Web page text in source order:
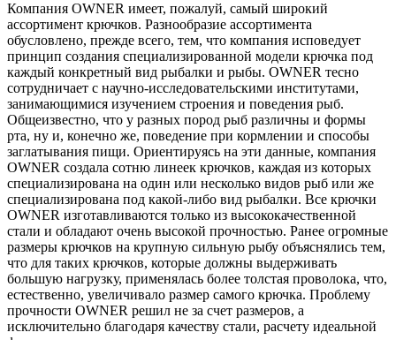
Компания OWNER имеет, пожалуй, самый широкий
ассортимент крючков. Разнообразие ассортимента
обусловлено, прежде всего, тем, что компания исповедует
принцип создания специализированной модели крючка под
каждый конкретный вид рыбалки и рыбы. OWNER тесно
сотрудничает с научно-исследовательскими институтами,
занимающимися изучением строения и поведения рыб.
Общеизвестно, что у разных пород рыб различны и формы
рта, ну и, конечно же, поведение при кормлении и способы
заглатывания пищи. Ориентируясь на эти данные, компания
OWNER создала сотню линеек крючков, каждая из которых
специализирована на один или несколько видов рыб или же
специализирована под какой-либо вид рыбалки. Все крючки
OWNER изготавливаются только из высококачественной
стали и обладают очень высокой прочностью. Ранее огромные
размеры крючков на крупную сильную рыбу объяснялись тем,
что для таких крючков, которые должны выдерживать
большую нагрузку, применялась более толстая проволока, что,
естественно, увеличивало размер самого крючка. Проблему
прочности OWNER решил не за счет размеров, а
исключительно благодаря качеству стали, расчету идеальной